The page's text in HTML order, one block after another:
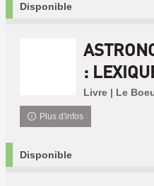
Disponible
:
Livre | Le
Plus d'infos
Disponible